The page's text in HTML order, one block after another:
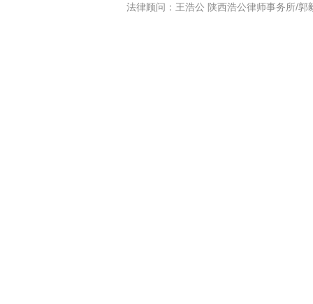
法律顾问：王浩公 陕西浩公律师事务